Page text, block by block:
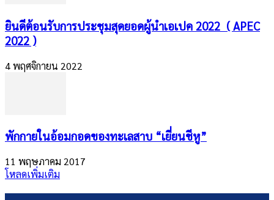
ยินดีต้อนรับการประชุมสุดยอดผู้นำเอเปค 2022 ( APEC
2022 )
4 พฤศจิกายน 2022
​พักกายในอ้อมกอดของทะเลสาบ “เยี่ยนชีหู”
11 พฤษภาคม 2017
โหลดเพิ่มเติม